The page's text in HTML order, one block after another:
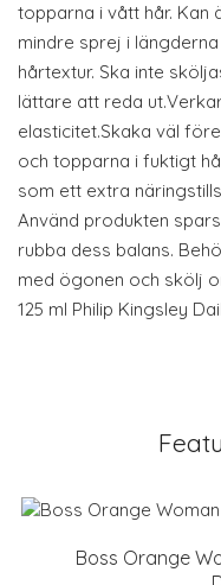
topparna i vått hår. Kan
mindre sprej i
hårtextur. Ska inte
lättare att reda
elasticitet.Skaka väl
och topparna i fuktigt
som ett extra
Använd produkten
rubba dess balans.
med ögonen och skölj
125 ml Philip Kingsley
Boss Orange